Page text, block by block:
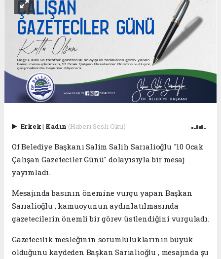
Erkek| Kadın (Haberi Sesli Oku)
Of Belediye Başkanı Salim Salih Sarıalioğlu "10 Ocak
Çalışan Gazeteciler Günü" dolayısıyla bir mesaj
yayımladı.
Mesajında basının önemine vurgu yapan Başkan
Sarıalioğlu , kamuoyunun aydınlatılmasında
gazetecilerin önemli bir görev üstlendiğini vurguladı.
Gazetecilik mesleğinin sorumluluklarının büyük
olduğunu kaydeden Başkan Sarıalioğlu , mesajında şu